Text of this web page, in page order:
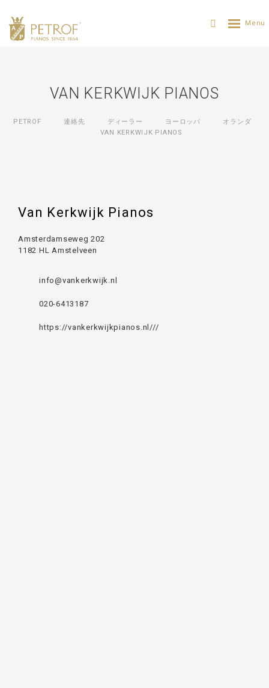
VAN KERKWIJK PIANOS
PETROF 連絡先 ディーラー ヨーロッパ
オランダ
VAN KERKWIJK PIANOS
Van Kerkwijk Pianos
Amsterdamseweg 202
1182 HL Amstelveen
info@vankerkwijk.nl
020-6413187
https://vankerkwijkpianos.nl///